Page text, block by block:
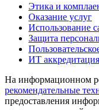
Этика и
Оказание услуг
Использование
Защита
ИТ аккредитация
На информационном
рекомендательные
предоставления